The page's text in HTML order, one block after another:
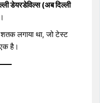
डेयरडेविल्स (अब दिल्ली
शतक लगाया था, जो टेस्ट
है।